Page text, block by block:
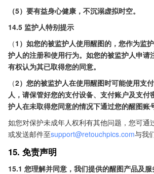
（5）要有益身心健康，不沉溺虚拟时空。
14.5 监护人特别提示
（1）如您的被监护人使用醒图的，您作为监
护人的注册和使用行为。如您的被监护人申请
有权认为其已取得您的同意。
（2）您的被监护人在使用醒图时可能使用支
人，请保管好您的支付设备、支付账户及支付
护人在未取得您同意的情况下通过您的醒图账
如您对保护未成年人权利有其他问题，您可通
或发送邮件至support@retouchpics.com与我
15. 免责声明
15.1 您理解并同意，我们提供的醒图产品及